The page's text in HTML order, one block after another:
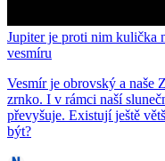
Jupiter je proti nim kulička
vesmíru
Vesmír je obrovský a naše
zrnko. I v rámci naší
převyšuje. Existují ještě
být?